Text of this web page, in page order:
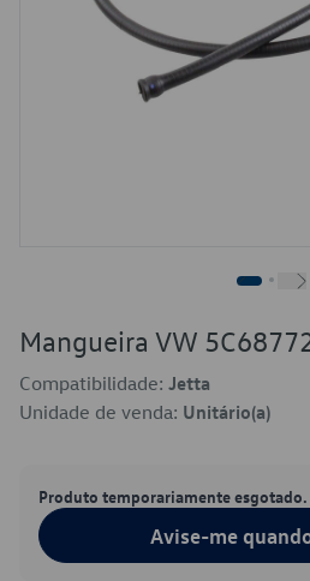
Mangueira VW
Compatibilidade: Jetta
Unidade de venda: Unitário(a)
Produto temporariamente esgotado.
Avise-me